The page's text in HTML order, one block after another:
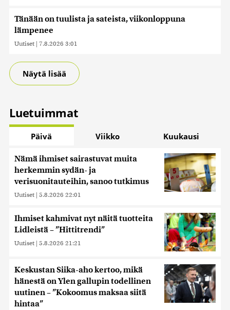
Tänään on tuulista ja sateista, viikonloppuna
lämpenee
Uutiset | 7.8.2026 3:01
Näytä lisää
Luetuimmat
Päivä Viikko Kuukausi
Nämä ihmiset sairastuvat muita
herkemmin sydän- ja
verisuonitauteihin, sanoo tutkimus
Uutiset | 5.8.2026 22:01
Ihmiset kahmivat nyt näitä tuotteita
Lidleistä – ”Hittitrendi”
Uutiset | 5.8.2026 21:21
Keskustan Siika-aho kertoo, mikä
hänestä on Ylen gallupin todellinen
uutinen – ”Kokoomus maksaa siitä
hintaa”